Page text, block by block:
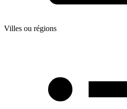
Villes ou régions